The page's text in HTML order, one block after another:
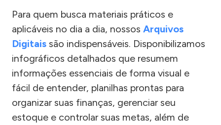
Para quem busca materiais práticos e
aplicáveis no dia a dia, nossos Arquivos
Digitais são indispensáveis. Disponibilizamos
infográficos detalhados que resumem
informações essenciais de forma visual e
fácil de entender, planilhas prontas para
organizar suas finanças, gerenciar seu
estoque e controlar suas metas, além de